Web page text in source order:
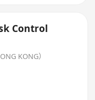
Control
KONG）